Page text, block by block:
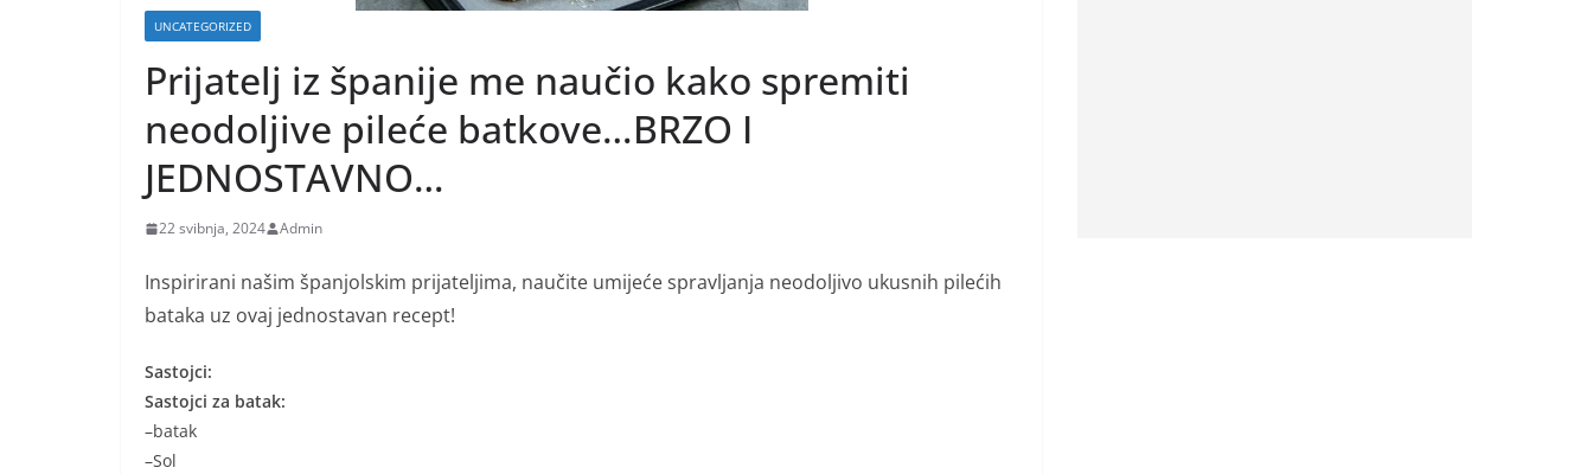
UNCATEGORIZED
Prijatelj iz španije me naučio kako spremiti
neodoljive pileće batkove…BRZO I
JEDNOSTAVNO…
22 svibnja, 2024 Admin
Inspirirani našim španjolskim prijateljima, naučite umijeće spravljanja neodoljivo ukusnih pilećih
bataka uz ovaj jednostavan recept!
Sastojci:
Sastojci za batak:
–batak
–Sol